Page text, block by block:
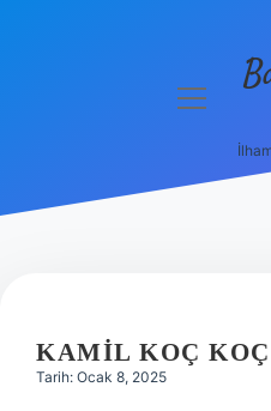
Hakkımızda
menüyü
KAMIL KOÇ
Tarih: Ocak 8, 2025